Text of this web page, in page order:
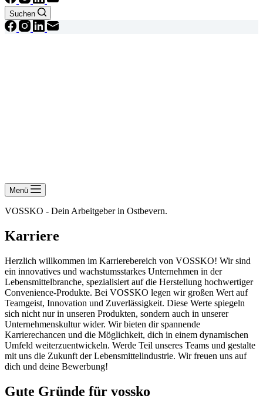
Suchen
Menü
VOSSKO - Dein Arbeitgeber in Ostbevern.
Karriere
Herzlich willkommen im Karrierebereich von VOSSKO! Wir sind
ein innovatives und wachstumsstarkes Unternehmen in der
Lebensmittelbranche, spezialisiert auf die Herstellung hochwertiger
Convenience-Produkte. Bei VOSSKO legen wir großen Wert auf
Teamgeist, Innovation und Zuverlässigkeit. Diese Werte spiegeln
sich nicht nur in unseren Produkten, sondern auch in unserer
Unternehmenskultur wider. Wir bieten dir spannende
Karrierechancen und die Möglichkeit, dich in einem dynamischen
Umfeld weiterzuentwickeln. Werde Teil unseres Teams und gestalte
mit uns die Zukunft der Lebensmittelindustrie. Wir freuen uns auf
dich und deine Bewerbung!
Gute Gründe für vossko